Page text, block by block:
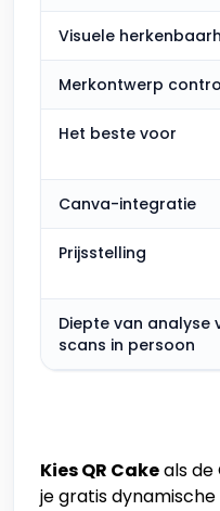
Visuele
Merkontwerp
Het beste voor
Canva-integratie
Prijsstelling
Diepte van analyse
scans in persoon
Kies QR Cakeals de
je gratis